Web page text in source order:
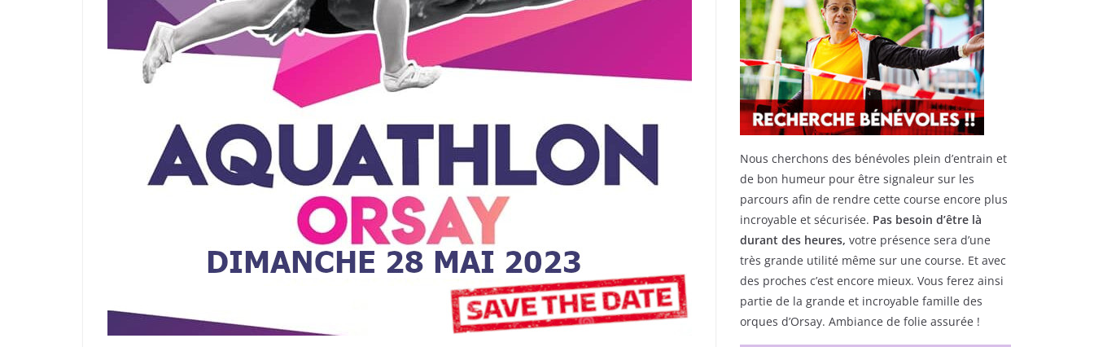
Nous cherchons des bénévoles plein d’entrain et
de bon humeur pour être signaleur sur les
parcours afin de rendre cette course encore plus
incroyable et sécurisée. Pas besoin d’être là
durant des heures, votre présence sera d’une
très grande utilité même sur une course. Et avec
des proches c’est encore mieux. Vous ferez ainsi
partie de la grande et incroyable famille des
orques d’Orsay. Ambiance de folie assurée !